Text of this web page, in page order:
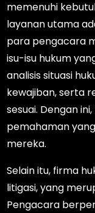
memenuhi
layanan utama
para pengacara
isu-isu hukum
analisis situasi
kewajiban, serta
sesuai. Dengan
pemahaman
mereka.
Selain itu, firma
litigasi, yang
Pengacara